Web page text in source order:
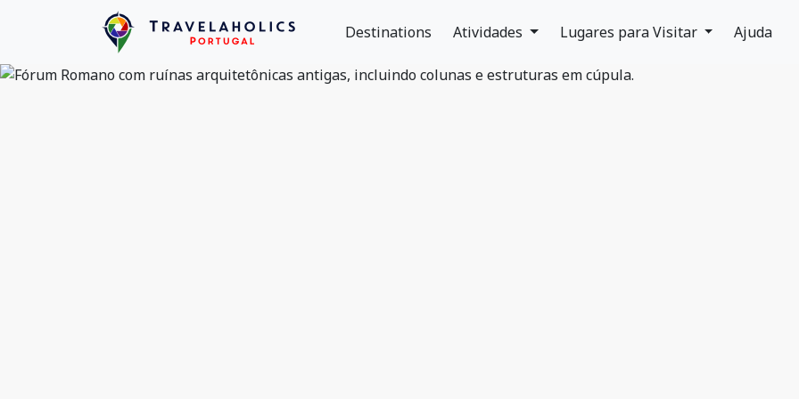
Destinations Atividades Lugares para Visitar Ajuda